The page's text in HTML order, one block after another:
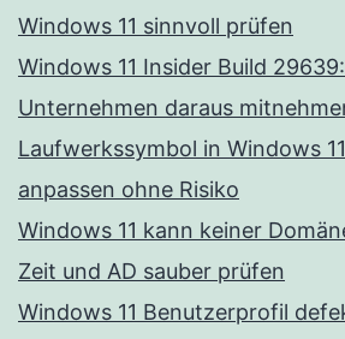
Windows 11 sinnvoll prüfen
Windows 11 Insider Build
Unternehmen daraus
Laufwerkssymbol in Windows
anpassen ohne Risiko
Windows 11 kann keiner
Zeit und AD sauber prüfen
Windows 11 Benutzerprofil